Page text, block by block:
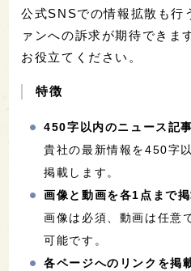
公式SNSでの情報拡散も行
ァンへの訴求が期待できま
お役立てください。
特徴
450字以内のニュース記
貴社の最新情報を450字
掲載します。
画像と動画を各1点まで
画像は必須、動画は任意
可能です。
各ページへのリンクを掲